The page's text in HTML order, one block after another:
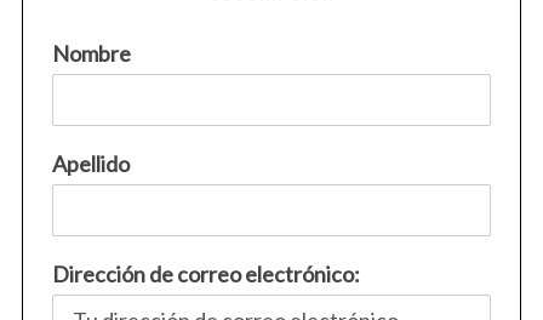
Nombre
Apellido
Dirección de correo electrónico: